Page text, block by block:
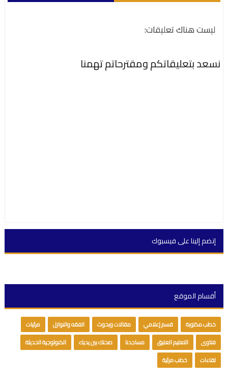
ليست هناك تعليقات:
نسعد بتعليقاتكم ومقترحاتم تهمنا
إنضم إلينا على فيسبوك
أقسام الموقع
خطب مكتوبة قسم إعلامي مقالات وبحوث الفقه والنوازل
مرئيات
فتاوى
التعليم العتيق مساجدنا صحتك بين يديك
الكنولوجية الحديثة
لقاءات
خطب مرئية